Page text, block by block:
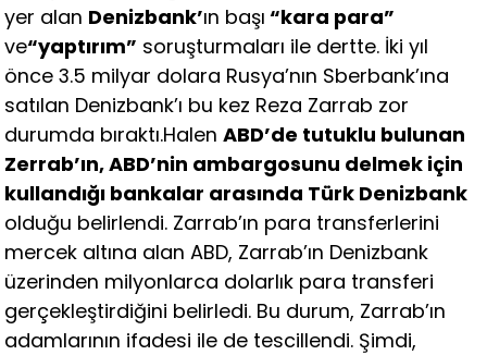
yer alan Denizbank’ın başı “kara para”
ve“yaptırım” soruşturmaları ile dertte. İki yıl
önce 3.5 milyar dolara Rusya’nın Sberbank’ına
satılan Denizbank’ı bu kez Reza Zarrab zor
durumda bıraktı.HalenABD’de tutuklu bulunan
Zerrab’ın, ABD’nin ambargosunu delmek için
kullandığı bankalar arasında Türk Denizbank
olduğu belirlendi. Zarrab’ın para transferlerini
mercek altına alan ABD, Zarrab’ın Denizbank
üzerinden milyonlarca dolarlık para transferi
gerçekleştirdiğini belirledi. Bu durum, Zarrab’ın
adamlarının ifadesi ile de tescillendi. Şimdi,